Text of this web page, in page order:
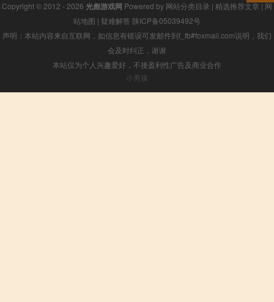
Copyright © 2012 - 2026 光彪游戏网 Powered by 网站分类目录 | 精选推荐文章|网
站地图 | 疑难解答 陕ICP备05039492号
声明：本站内容来自互联网，如信息有错误可发邮件到f_fb#foxmail.com说明，我们
会及时纠正，谢谢
本站仅为个人兴趣爱好，不接盈利性广告及商业合作
小男孩